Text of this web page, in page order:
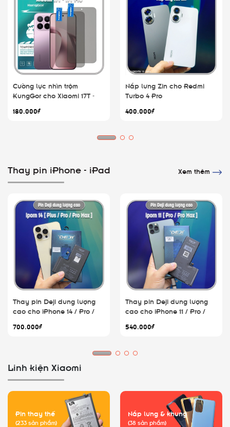
Cường lực nhìn trộm
KungGor cho Xiaomi 17T -
2 miếng
180.000₫
Nắp lưng Zin cho Redmi
Turbo 4 Pro
400.000₫
Thay pin iPhone - iPad Xem thêm
Thay pin Deji dung lượng
cao cho iPhone 14 / Pro /
700.000₫
Thay pin Deji dung lượng
cao cho iPhone 11 / Pro /
540.000₫
Linh kiện Xiaomi
Pin thay thế
(233 sản phẩm)
Nắp lưng & khung
(38 sản phẩm)